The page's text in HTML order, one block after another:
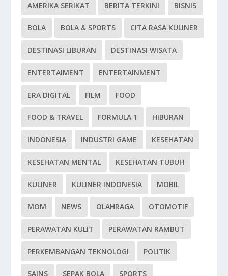
AMERIKA SERIKAT BERITA TERKINI BISNIS
BOLA BOLA & SPORTS CITA RASA KULINER
DESTINASI LIBURAN DESTINASI WISATA
ENTERTAIMENT ENTERTAINMENT
ERA DIGITAL FILM FOOD
FOOD & TRAVEL FORMULA 1 HIBURAN
INDONESIA INDUSTRI GAME KESEHATAN
KESEHATAN MENTAL KESEHATAN TUBUH
KULINER KULINER INDONESIA MOBIL
MOM NEWS OLAHRAGA OTOMOTIF
PERAWATAN KULIT PERAWATAN RAMBUT
PERKEMBANGAN TEKNOLOGI POLITIK
SAINS SEPAK BOLA SPORTS